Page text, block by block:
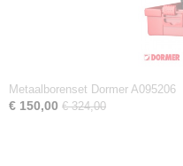
Metaalborenset Dormer A095206
€ 150,00 € 324,00